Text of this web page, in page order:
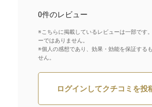
0件のレビュー
※こちらに掲載しているレビューは一部です
ーではありません。
※個人の感想であり、効果・効能を保証する
せん。
ログインしてクチコミを投